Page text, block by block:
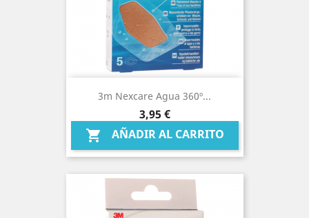
3m Nexcare Agua 360º...
Precio
3,95 €
 AÑADIR AL CARRITO